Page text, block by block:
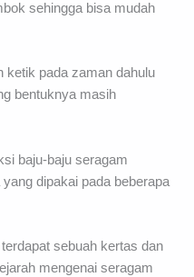
sehingga bisa mudah
ketik pada zaman dahulu
bentuknya masih
baju-baju seragam
dipakai pada beberapa
sebuah kertas dan
mengenai seragam